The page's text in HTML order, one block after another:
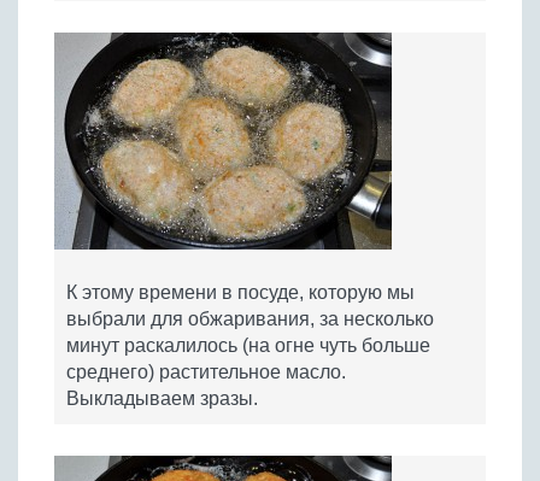
К этому времени в посуде, которую мы
выбрали для обжаривания, за несколько
минут раскалилось (на огне чуть больше
среднего) растительное масло.
Выкладываем зразы.